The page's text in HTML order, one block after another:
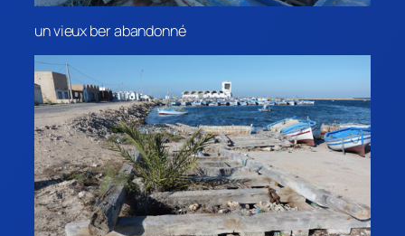
un vieux ber abandonné